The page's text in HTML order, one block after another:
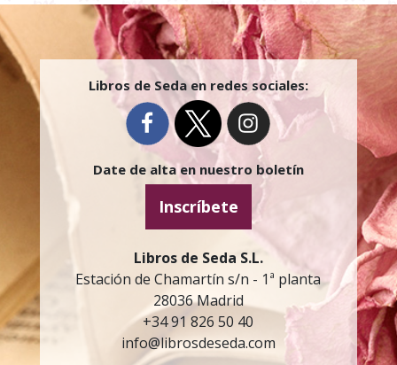
Libros de Seda en redes sociales:
Date de alta en nuestro boletín
Inscríbete
Libros de Seda S.L.
Estación de Chamartín s/n - 1ª planta
28036 Madrid
+34 91 826 50 40
info@librosdeseda.com